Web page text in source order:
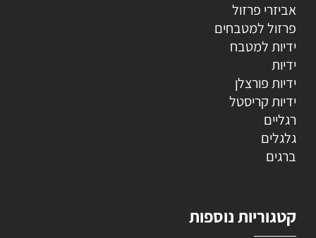
אביזרי פרזול
פרזול למטבחים
ידיות למטבח
ידיות
ידיות פורצלן
ידיות קריסטל
רגליים
גלגלים
ברגים
קטגוריות נוספות